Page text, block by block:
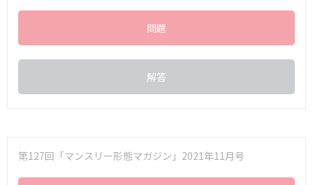
問題
解答
第127回「マンスリー形態マガジン」2021年11月号